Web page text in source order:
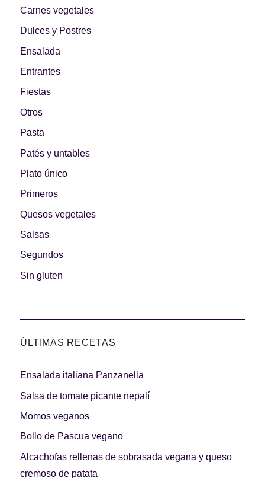
Carnes vegetales
Dulces y Postres
Ensalada
Entrantes
Fiestas
Otros
Pasta
Patés y untables
Plato único
Primeros
Quesos vegetales
Salsas
Segundos
Sin gluten
ÚLTIMAS RECETAS
Ensalada italiana Panzanella
Salsa de tomate picante nepalí
Momos veganos
Bollo de Pascua vegano
Alcachofas rellenas de sobrasada vegana y queso
cremoso de patata